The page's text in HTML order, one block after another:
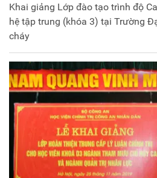
Khai giảng Lớp đào tạo trình độ
hệ tập trung (khóa 3) tại Trường
cháy